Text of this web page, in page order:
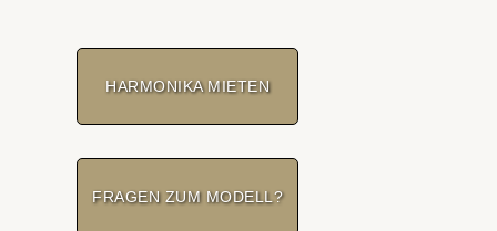
HARMONIKA MIETEN
FRAGEN ZUM MODELL?